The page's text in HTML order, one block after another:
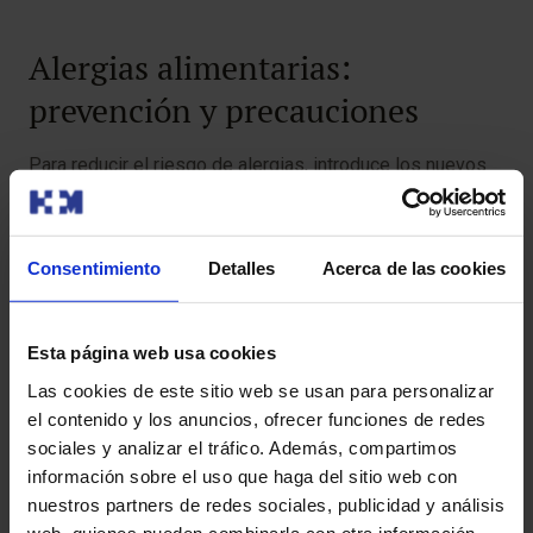
Consentimiento Detalles Acerca de las cookies
Esta página web usa cookies
Las cookies de este sitio web se usan para personalizar
el contenido y los anuncios, ofrecer funciones de redes
sociales y analizar el tráfico. Además, compartimos
información sobre el uso que haga del sitio web con
nuestros partners de redes sociales, publicidad y análisis
Alergias alimentarias:
prevención y precauciones
Para reducir el riesgo de alergias, introduce los nuevos
alimentos de uno en uno, cada 3-5 días, y observa
posibles reacciones adversas (erupciones, vómitos,
alergénicos como el huevo, el pescado o los frutos
secos no deben retrasarse en la dieta, ya que estudios
controlada ayuda a disminuir el riesgo de alergias. Eso sí,
consulta siempre al pediatra antes de incluirlos.
Errores comunes y cómo
evitarlos